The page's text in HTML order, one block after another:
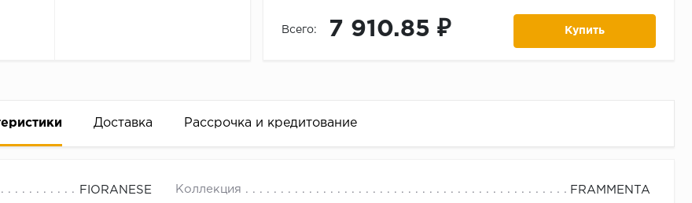
Всего: 7 910.85 ₽ Купить
Доставка Рассрочка и кредитование
FIORANESE Коллекция FRAMMENTA